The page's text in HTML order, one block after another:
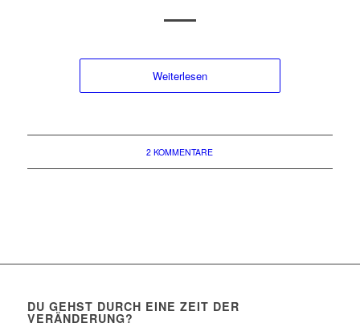
Weiterlesen
2 KOMMENTARE
DU GEHST DURCH EINE ZEIT DER
VERÄNDERUNG?